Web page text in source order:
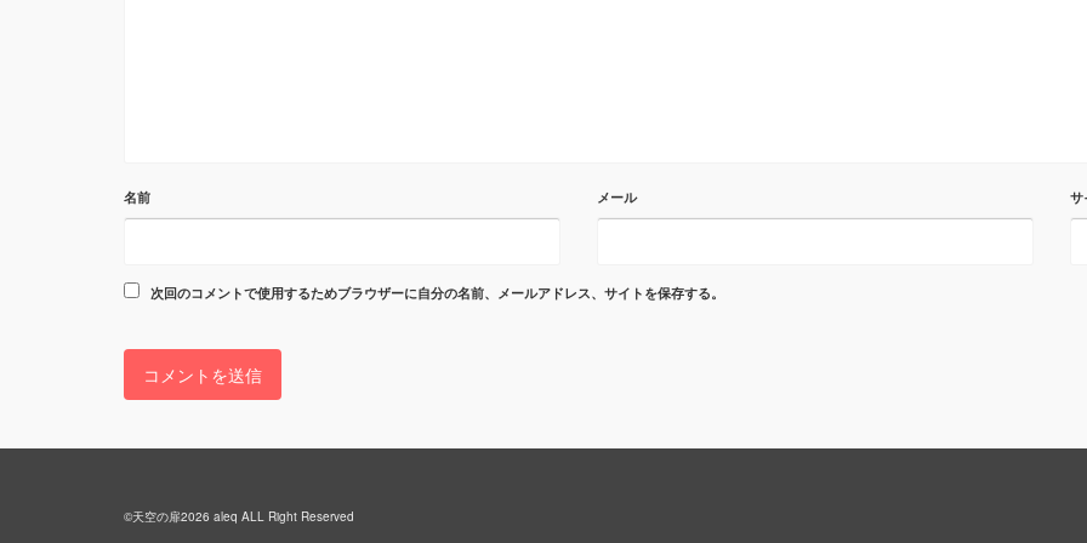
名前 メール サ
次回のコメントで使用するためブラウザーに自分の名前、メールアドレス、サイトを保存する。
©天空の扉2026 aleq ALL Right Reserved